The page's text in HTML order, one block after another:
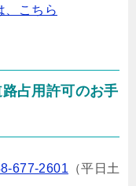
、こちら
占用許可のお手
677-2601 （平日土